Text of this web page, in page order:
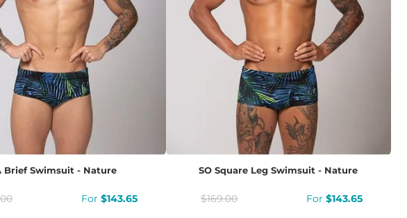
Brief Swimsuit - Nature
00 $143.65
SO Square Leg Swimsuit - Nature
$169.00 $143.65